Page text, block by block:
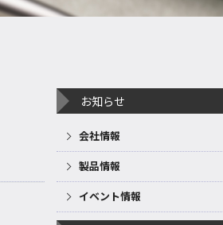
お知らせ
会社情報
製品情報
イベント情報